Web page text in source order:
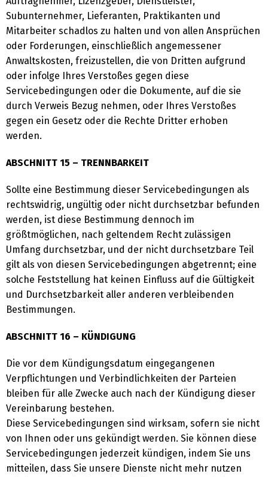
Subunternehmer, Lieferanten, Praktikanten und
Mitarbeiter schadlos zu halten und von allen Ansprüchen
oder Forderungen, einschließlich angemessener
Anwaltskosten, freizustellen, die von Dritten aufgrund
oder infolge Ihres Verstoßes gegen diese
Servicebedingungen oder die Dokumente, auf die sie
durch Verweis Bezug nehmen, oder Ihres Verstoßes
gegen ein Gesetz oder die Rechte Dritter erhoben
werden.
ABSCHNITT 15 – TRENNBARKEIT
Sollte eine Bestimmung dieser Servicebedingungen als
rechtswidrig, ungültig oder nicht durchsetzbar befunden
werden, ist diese Bestimmung dennoch im
größtmöglichen, nach geltendem Recht zulässigen
Umfang durchsetzbar, und der nicht durchsetzbare Teil
gilt als von diesen Servicebedingungen abgetrennt; eine
solche Feststellung hat keinen Einfluss auf die Gültigkeit
und Durchsetzbarkeit aller anderen verbleibenden
Bestimmungen.
ABSCHNITT 16 – KÜNDIGUNG
Die vor dem Kündigungsdatum eingegangenen
Verpflichtungen und Verbindlichkeiten der Parteien
bleiben für alle Zwecke auch nach der Kündigung dieser
Vereinbarung bestehen.
Diese Servicebedingungen sind wirksam, sofern sie nicht
von Ihnen oder uns gekündigt werden. Sie können diese
Servicebedingungen jederzeit kündigen, indem Sie uns
mitteilen, dass Sie unsere Dienste nicht mehr nutzen